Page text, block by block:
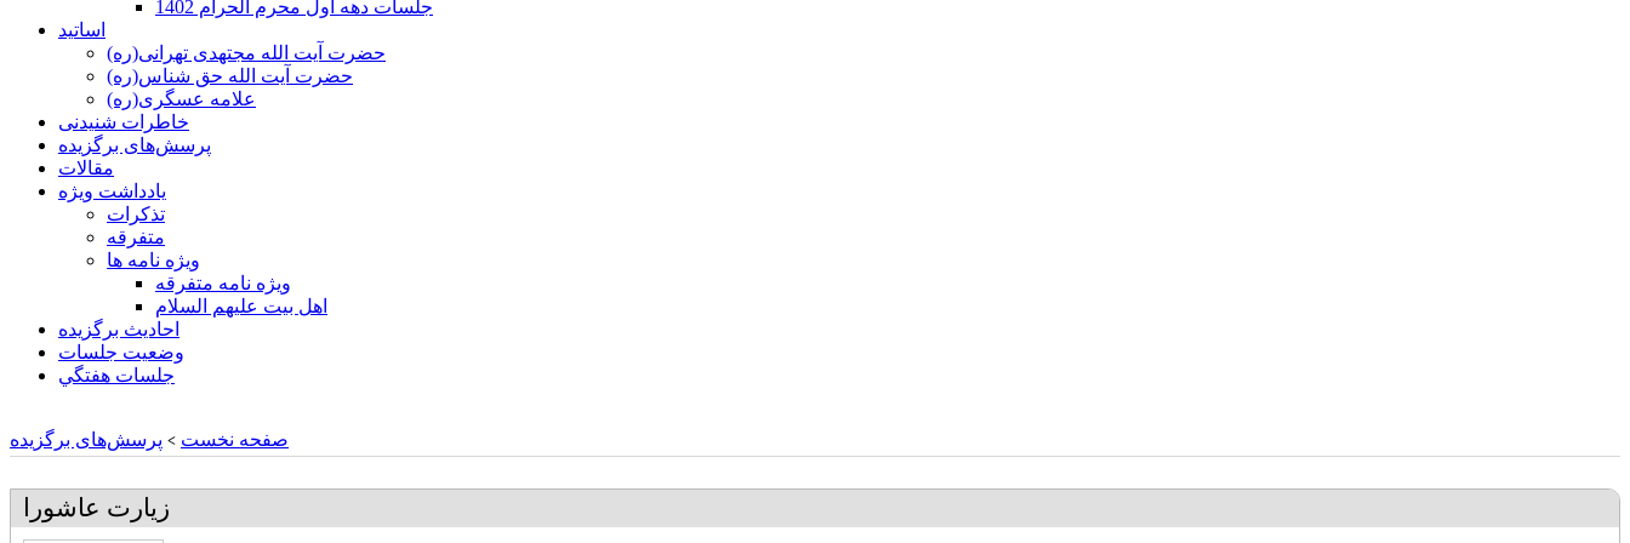
جلسات دهه اول محرم الحرام 1402
اساتید
حضرت آیت الله مجتهدی تهرانی(ره)
حضرت آیت الله حق شناس(ره)
علامه عسگری(ره)
خاطرات شنیدنی
پرسش‌های برگزیده
مقالات
یادداشت ویژه
تذكرات
متفرقه
ويژه نامه ها
ويژه نامه متفرقه
اهل بيت عليهم السلام
احادیث برگزیده
وضعیت جلسات
جلسات هفتگي
صفحه نخست > پرسش‌های برگزیده
زيارت عاشورا